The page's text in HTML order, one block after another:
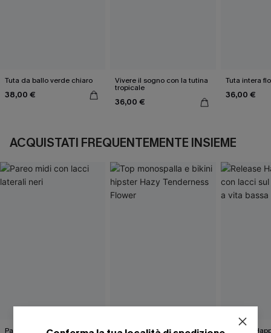
Tuta da ballo verde chiaro
38,00 €
Vivere il sogno con la tutina
tropicale
36,00 €
Tuta intera
36,00 €
ACQUISTATI FREQUENTEMENTE INSIEME
Pareo midi con lacci laterali Top monospalla e bikini Release